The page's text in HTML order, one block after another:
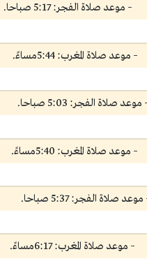
– موعد صلاة الفجر: 5:17 صباحا.
– موعد صلاة المغرب: 5:44مساءً.
موعد صلاة الفجر: 5:03 صباحا.
– موعد صلاة المغرب: 5:40مساءً.
صلاة الفجر: 5:37 صباحا.
– موعد صلاة المغرب: 6:17مساءً.